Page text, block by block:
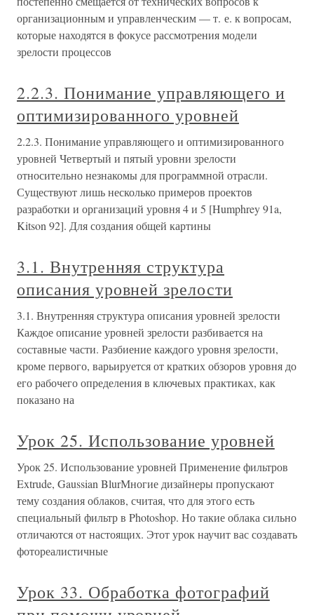
организационным и управленческим — т. е. к вопросам,
которые находятся в фокусе рассмотрения модели
зрелости процессов
2.2.3. Понимание управляющего и
оптимизированного уровней
2.2.3. Понимание управляющего и оптимизированного
уровней Четвертый и пятый уровни зрелости
относительно незнакомы для программной отрасли.
Существуют лишь несколько примеров проектов
разработки и организаций уровня 4 и 5 [Humphrey 91a,
Kitson 92]. Для создания общей картины
3.1. Внутренняя структура
описания уровней зрелости
3.1. Внутренняя структура описания уровней зрелости
Каждое описание уровней зрелости разбивается на
составные части. Разбиение каждого уровня зрелости,
кроме первого, варьируется от кратких обзоров уровня до
его рабочего определения в ключевых практиках, как
показано на
Урок 25. Использование уровней
Урок 25. Использование уровней Применение фильтров
Extrude, Gaussian BlurМногие дизайнеры пропускают
тему создания облаков, считая, что для этого есть
специальный фильтр в Photoshop. Но такие облака сильно
отличаются от настоящих. Этот урок научит вас создавать
фотореалистичные
Урок 33. Обработка фотографий